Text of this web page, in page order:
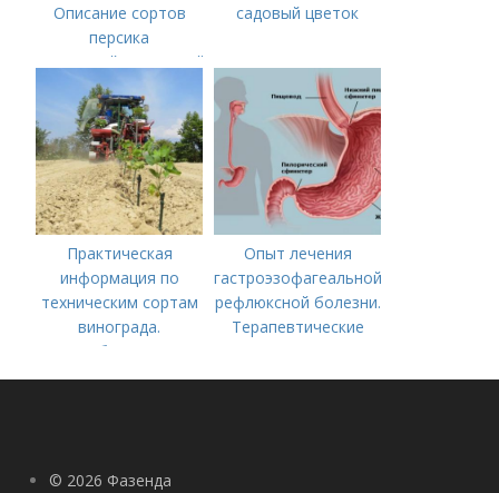
Описание сортов
персика
(советский,солнечный,
новость степи,
пушистый ранний)
садовый цветок
Практическая
информация по
техническим сортам
винограда.
Особенности
технических сортов
Опыт лечения
гастроэзофагеальной
рефлюксной болезни.
Терапевтические
гастроэзофагеальной
© 2026 Фазенда